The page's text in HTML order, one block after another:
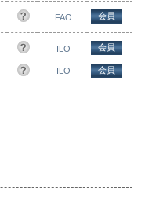
FAO 会員
ILO 会員
ILO 会員